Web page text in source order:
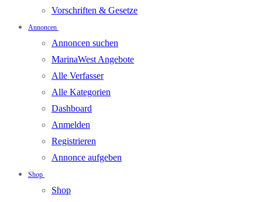
Vorschriften & Gesetze
Annoncen
Annoncen suchen
MarinaWest Angebote
Alle Verfasser
Alle Kategorien
Dashboard
Anmelden
Registrieren
Annonce aufgeben
Shop
Shop